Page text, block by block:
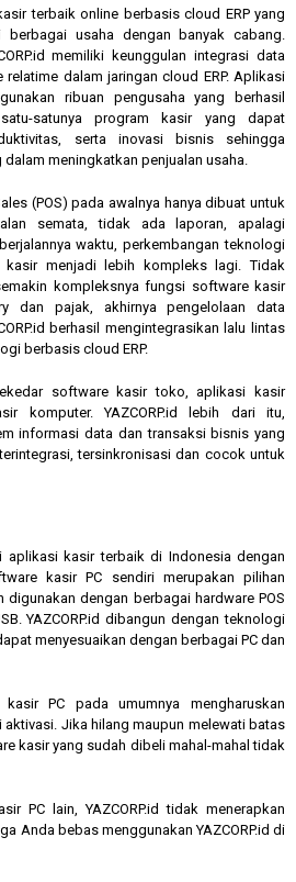
terbaik online berbasis cloud ERP yang
berbagai usaha dengan banyak cabang.
memiliki keunggulan integrasi data
dalam jaringan cloud ERP. Aplikasi
ribuan pengusaha yang berhasil
satu-satunya program kasir yang dapat
serta inovasi bisnis sehingga
meningkatkan penjualan usaha.
(POS) pada awalnya hanya dibuat untuk
semata, tidak ada laporan, apalagi
waktu, perkembangan teknologi
menjadi lebih kompleks lagi. Tidak
kompleksnya fungsi software kasir
dan pajak, akhirnya pengelolaan data
berhasil mengintegrasikan lalu lintas
berbasis cloud ERP.
software kasir toko, aplikasi kasir
komputer. YAZCORP.id lebih dari itu,
informasi data dan transaksi bisnis yang
tersinkronisasi dan cocok untuk
aplikasi kasir terbaik di Indonesia dengan
kasir PC sendiri merupakan pilihan
dengan berbagai hardware POS
YAZCORP.id dibangun dengan teknologi
menyesuaikan dengan berbagai PC dan
PC pada umumnya mengharuskan
Jika hilang maupun melewati batas
kasir yang sudah dibeli mahal-mahal tidak
PC lain, YAZCORP.id tidak menerapkan
Anda bebas menggunakan YAZCORP.id di